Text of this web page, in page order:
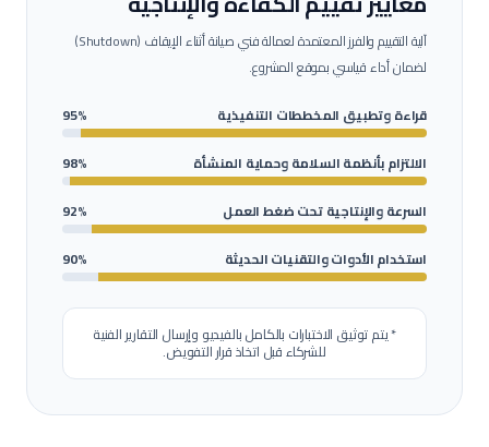
آلية التقييم والفرز المعتمدة لعمالةفني صيانة أثناء الإيقاف (Shutdown)
لضمان أداء قياسي بموقع المشروع.
قراءة وتطبيق المخططات التنفيذية
95%
الالتزام بأنظمة السلامة وحماية المنشأة
98%
السرعة والإنتاجية تحت ضغط العمل
92%
استخدام الأدوات والتقنيات الحديثة
90%
* يتم توثيق الاختبارات بالكامل بالفيديو وإرسال التقارير الفنية
للشركاء قبل اتخاذ قرار التفويض.